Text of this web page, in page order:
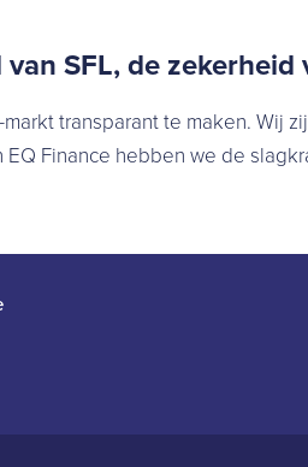
SFL, de zekerheid
transparant te maken. Wij
Finance hebben we de